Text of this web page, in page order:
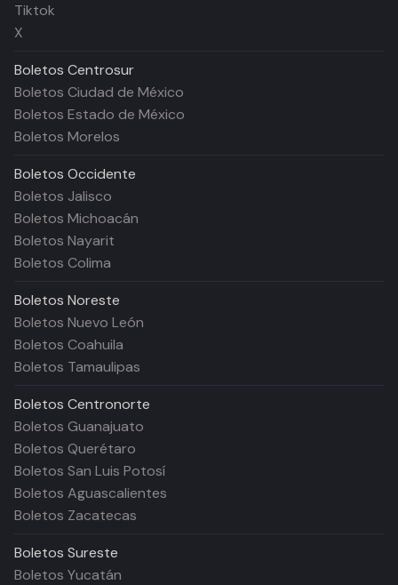
Tiktok
X
Boletos Centrosur
Boletos Ciudad de México
Boletos Estado de México
Boletos Morelos
Boletos Occidente
Boletos Jalisco
Boletos Michoacán
Boletos Nayarit
Boletos Colima
Boletos Noreste
Boletos Nuevo León
Boletos Coahuila
Boletos Tamaulipas
Boletos Centronorte
Boletos Guanajuato
Boletos Querétaro
Boletos San Luis Potosí
Boletos Aguascalientes
Boletos Zacatecas
Boletos Sureste
Boletos Yucatán